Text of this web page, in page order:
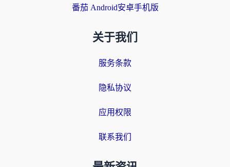
番茄 Android安卓手机版
关于我们
服务条款
隐私协议
应用权限
联系我们